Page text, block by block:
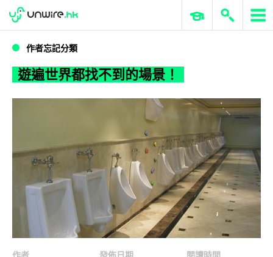
遊遍世界都找不到的場景！
WWDC 2026 ERP 與商業 AI
作者忘記分類
遊遍世界都找不到的場景！